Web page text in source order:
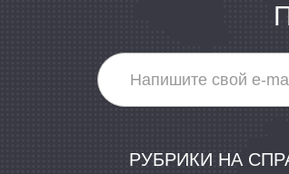
РУБРИКИ НА